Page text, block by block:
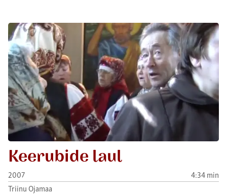
Keerubide laul
2007
4:34 min
Triinu Ojamaa